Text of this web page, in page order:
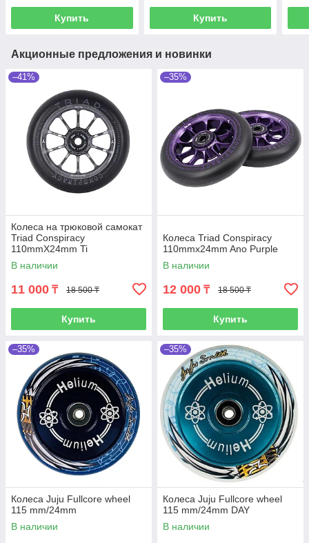
Купить Купить
Акционные предложения и новинки
–41%
Колеса на трюковой самокат
Triad Conspiracy
110mmX24mm Ti
В наличии
11 000 ₸ 18 500 ₸
Купить
–35%
Колеса Triad Conspiracy
110mmx24mm Ano Purple
В наличии
12 000 ₸ 18 500 ₸
Купить
–35%
Колеса Juju Fullcore wheel
115 mm/24mm
В наличии
–35%
Колеса Juju Fullcore wheel
115 mm/24mm DAY
В наличии